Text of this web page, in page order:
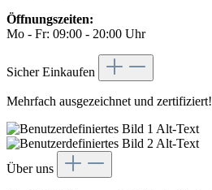
Öffnungszeiten:
Mo - Fr: 09:00 - 20:00 Uhr
Sicher Einkaufen
Mehrfach ausgezeichnet und zertifiziert!
Über uns